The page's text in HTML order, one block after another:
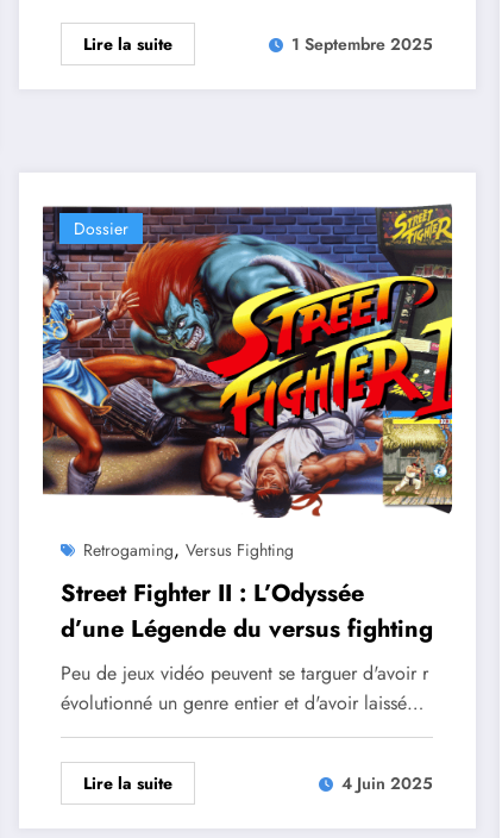
Lire la suite 1 Septembre 2025
Dossier
Retrogaming,Versus Fighting
Street Fighter II : L’Odyssée
d’une Légende du versus fighting
Peu de jeux vidéo peuvent se targuer d'avoir r
évolutionné un genre entier et d'avoir laissé…
Lire la suite 4 Juin 2025